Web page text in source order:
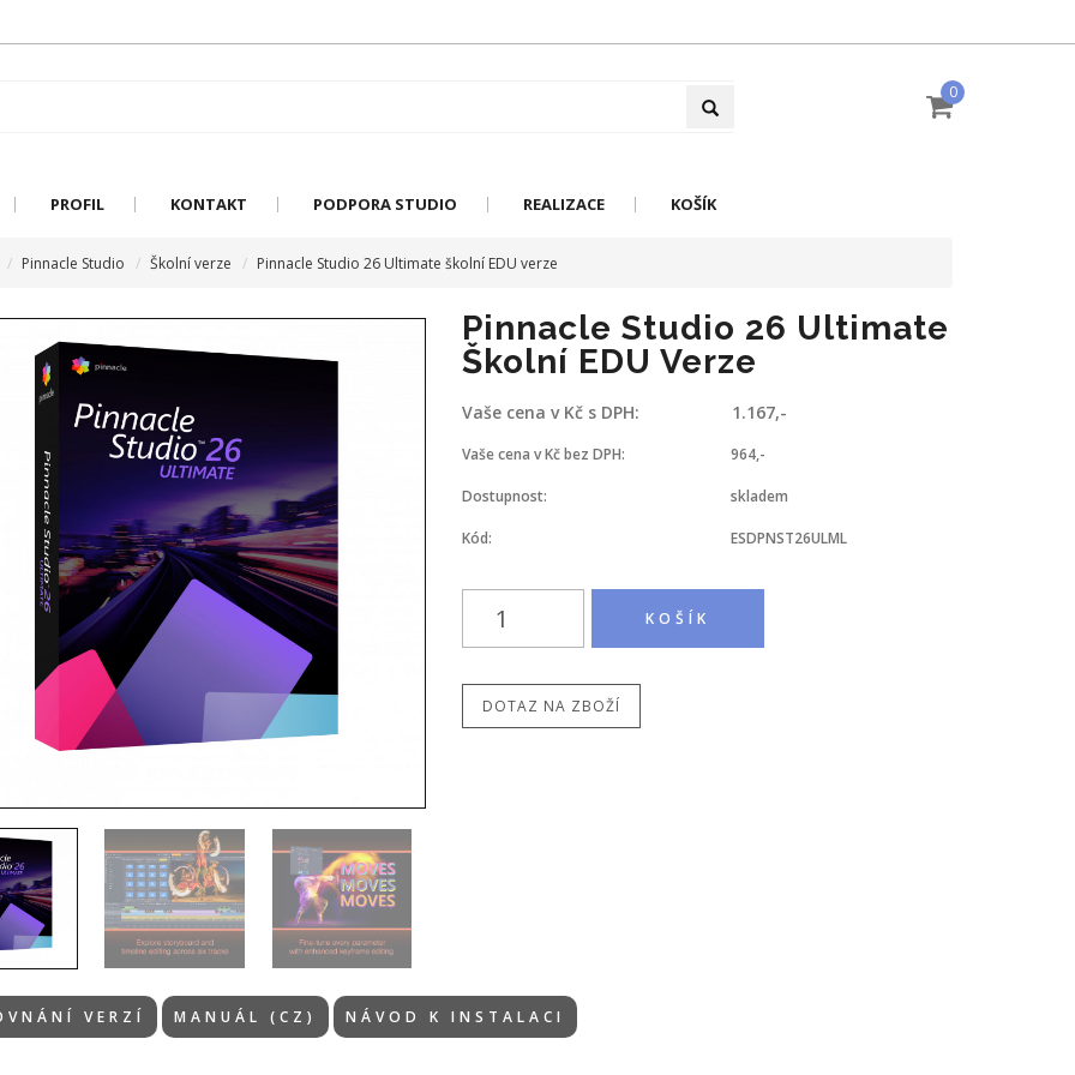
0
PROFIL KONTAKT PODPORA STUDIO REALIZACE KOŠÍK
Pinnacle Studio Školní verze Pinnacle Studio 26 Ultimate školní EDU verze
Pinnacle Studio 26 Ultimate
Školní EDU Verze
Vaše cena v Kč s DPH: 1.167,-
Vaše cena v Kč bez DPH: 964,-
Dostupnost: skladem
Kód: ESDPNST26ULML
DOTAZ NA ZBOŽÍ
VERZÍ MANUÁL (CZ) NÁVOD K INSTALACI